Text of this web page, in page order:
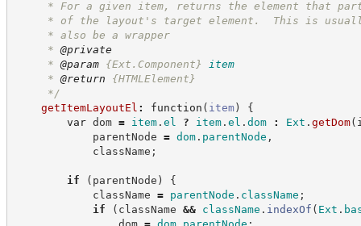
* For a given item, returns the element that
* of the layout's target element.  This is usually
* also be a wrapper
* @private
* @param {Ext.Component}
item
* @return
{HTMLElement}
*/
getItemLayoutEl : function ( item)
{
var dom = item. el ? item. el . dom : Ext . getDom(
parentNode = dom. parentNode ,
className ;
if ( parentNode )
{
className = parentNode . className ;
if
( className && className . indexOf ( Ext .
dom = dom. parentNode ;